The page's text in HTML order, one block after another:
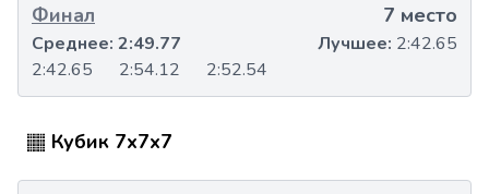
Финал 7 место
2:42.65 2:54.12 2:52.54
Среднее: 2:49.77 Лучшее: 2:42.65
Кубик 7x7x7